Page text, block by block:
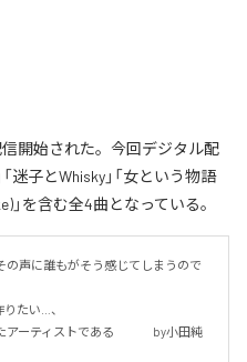
信開始された。今回デジタル配
迷子とWhisky」「女という物語
」を含む全4曲となっている。
の声に誰もがそう感じてしまうので
たい…、
ーティストである 　　　by小田純